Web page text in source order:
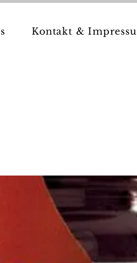
Kontakt &